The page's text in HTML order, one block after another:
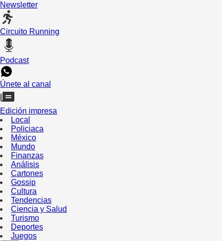
Newsletter
Circuito Running
Podcast
Únete al canal
Edición impresa
Local
Policiaca
México
Mundo
Finanzas
Análisis
Cartones
Gossip
Cultura
Tendencias
Ciencia y Salud
Turismo
Deportes
Juegos